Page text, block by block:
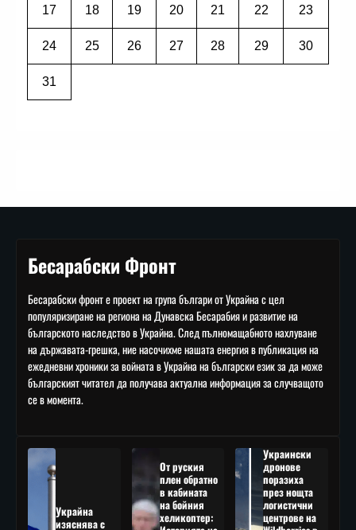
17 18 19 20 21 22 23
24 25 26 27 28 29 30
31
Бесарабски Фронт
Бесарабски фронт е проект на група българи от Украйна с цел
популяризиране на региона на Дунавска Бесарабия и развитие на
българското наследство в Украйна. След пълномащабното нахлуване
на държавата-грешка, ние насочихме нашата енергия в публикация на
ежедневни хроники за войната в Украйна на български език за да може
българският читател да получава актуална информация за случващото
се в момента.
Украйна
изяснява с
От руския
плен обратно
в кабината
на бойния
хеликоптер:
Украински
дронове
поразиха
през нощта
логистични
центрове на